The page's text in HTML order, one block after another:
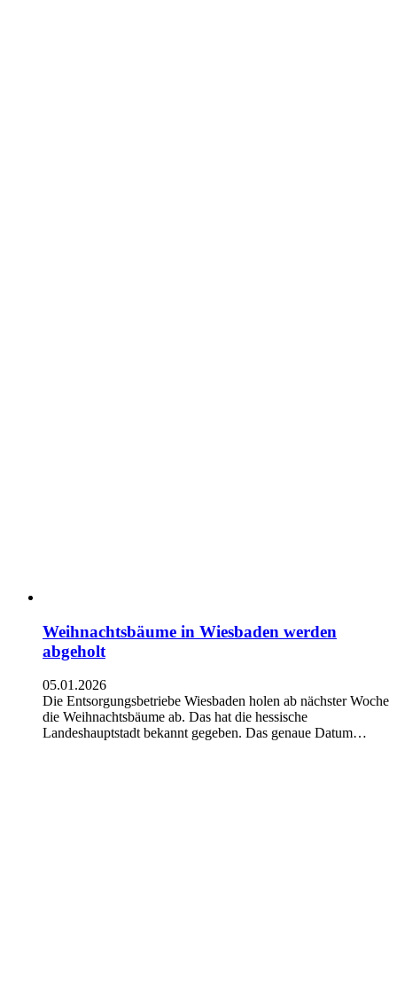
Weihnachtsbäume in Wiesbaden werden
abgeholt
05.01.2026
Die Entsorgungsbetriebe Wiesbaden holen ab nächster Woche
die Weihnachtsbäume ab. Das hat die hessische
Landeshauptstadt bekannt gegeben. Das genaue Datum…